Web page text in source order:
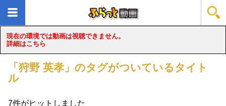
現在の環境では動画は視聴できません。
詳細はこちら
「 狩野 英孝 」のタグがついているタイト
ル
7件がヒットしました